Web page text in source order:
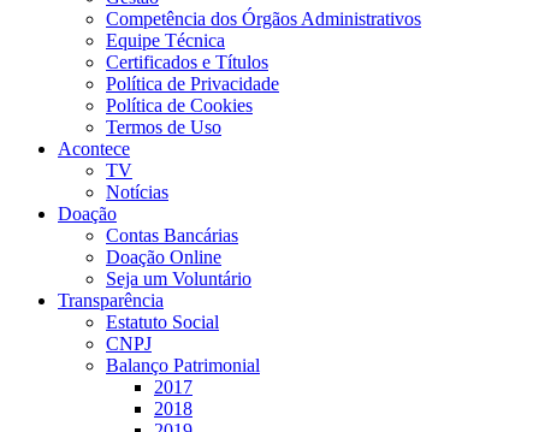
Competência dos Órgãos Administrativos
Equipe Técnica
Certificados e Títulos
Política de Privacidade
Política de Cookies
Termos de Uso
Acontece
TV
Notícias
Doação
Contas Bancárias
Doação Online
Seja um Voluntário
Transparência
Estatuto Social
CNPJ
Balanço Patrimonial
2017
2018